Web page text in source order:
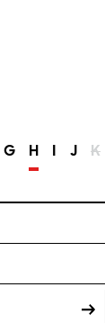
G H I J K